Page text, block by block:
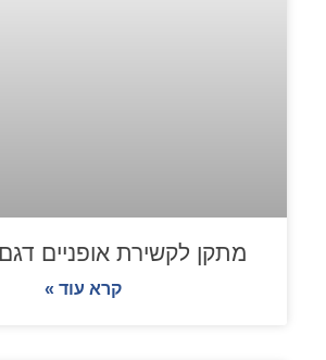
מתקן לקשירת אופניים
קרא עוד »